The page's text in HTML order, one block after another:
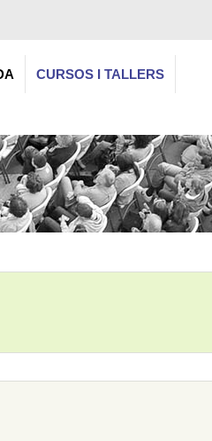
CURSOS I TALLERS